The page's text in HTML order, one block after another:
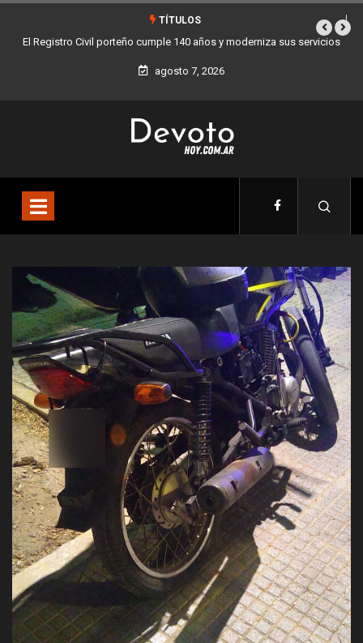
TÍTULOS
sus servicios Buenos Aires sumó 12 nuevos Bares Notables y ya son
la Ciudad
agosto 7, 2026